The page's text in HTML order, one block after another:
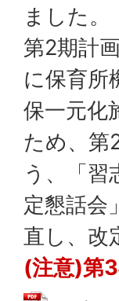
ました。
第2期計
に保育所
保一元化
ため、第
う、「習
定懇話会
直し、改
(注意)第